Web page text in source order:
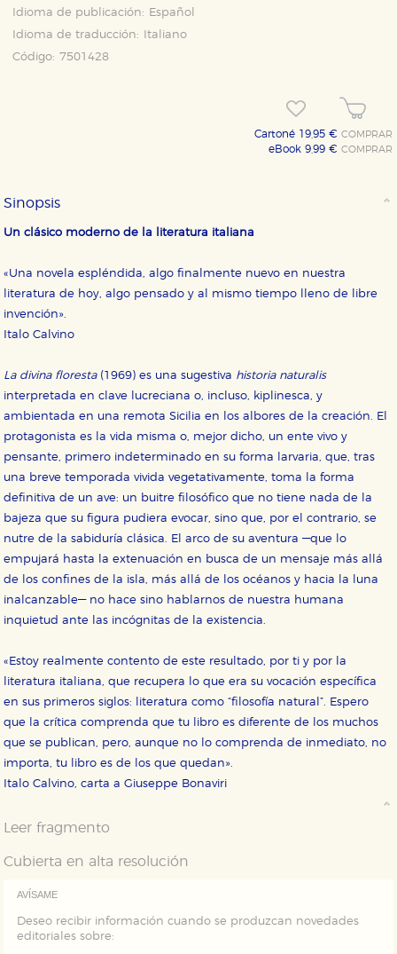
Idioma de publicación:
Español
Idioma de traducción:
Italiano
Código: 7501428
Cartoné 19,95 €COMPRAR
eBook 9,99 €COMPRAR
Sinopsis
Un clásico moderno de la literatura italiana
«Una novela espléndida, algo finalmente nuevo en nuestra
literatura de hoy, algo pensado y al mismo tiempo lleno de libre
invención».
Italo Calvino
La divina floresta(1969) es una sugestiva historia naturalis
interpretada en clave lucreciana o, incluso, kiplinesca, y
ambientada en una remota Sicilia en los albores de la creación. El
protagonista es la vida misma o, mejor dicho, un ente vivo y
pensante, primero indeterminado en su forma larvaria, que, tras
una breve temporada vivida vegetativamente, toma la forma
definitiva de un ave: un buitre filosófico que no tiene nada de la
bajeza que su figura pudiera evocar, sino que, por el contrario, se
nutre de la sabiduría clásica. El arco de su aventura —que lo
empujará hasta la extenuación en busca de un mensaje más allá
de los confines de la isla, más allá de los océanos y hacia la luna
inalcanzable— no hace sino hablarnos de nuestra humana
inquietud ante las incógnitas de la existencia.
«Estoy realmente contento de este resultado, por ti y por la
literatura italiana, que recupera lo que era su vocación específica
en sus primeros siglos: literatura como “filosofía natural”. Espero
que la crítica comprenda que tu libro es diferente de los muchos
que se publican, pero, aunque no lo comprenda de inmediato, no
importa, tu libro es de los que quedan».
Italo Calvino, carta a Giuseppe Bonaviri
Leer fragmento
Cubierta en alta resolución
AVÍSAME
Deseo recibir información cuando se produzcan novedades
editoriales sobre:
Cookies necesarias
Estas cookies son necesarias para que nuestro sitio
nuestro sistema. Es posible hacerlo desde el
navegador, pero en ese caso es posible que algunas
correctamente.
Cookies de rendimiento y analíticas
Estas cookies se utilizan para mejorar su experiencia
de navegación y optimizar el funcionamiento de
nuestro sitio web. Almacenan configuraciones de
servicios para que no tenga que reconfigurarlos cada
vez que nos visita. La información es agregada y, por lo
tanto, es anónima.
Estas cookies son gestionadas por nuestros socios
publicitarios y se utilizan para mostrar publicidad
relevante para sus intereses en otros sitios. No
almacenan directamente información personal sino
que se basan en la identificación única de su
navegador y dispositivo de internet.